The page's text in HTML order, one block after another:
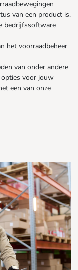
van een product is.
bedrijfssoftware
het voorraadbeheer
van onder andere
opties voor jouw
een van onze